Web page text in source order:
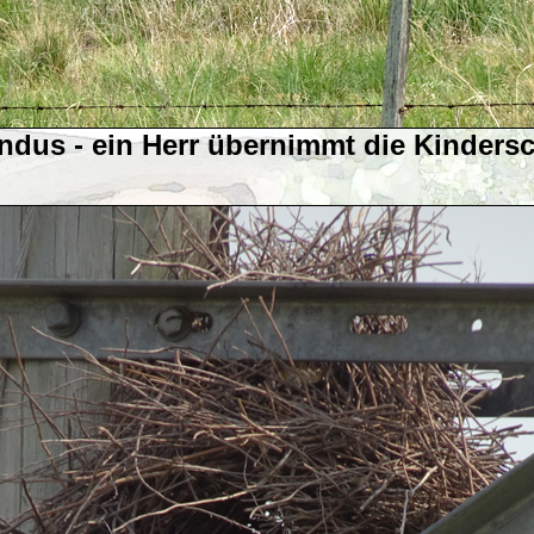
- ein Herr übernimmt die